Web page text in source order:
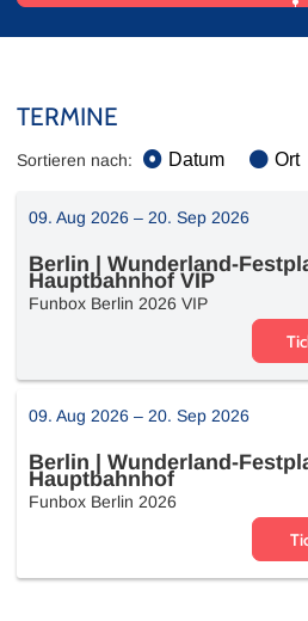
TERMINE
Sortieren nach: Datum Ort
09. Aug 2026 – 20. Sep 2026
Berlin Wunderland-
Hauptbahnhof VIP
Funbox Berlin 2026 VIP
09. Aug 2026 – 20. Sep 2026
Berlin Wunderland-
Hauptbahnhof
Funbox Berlin 2026